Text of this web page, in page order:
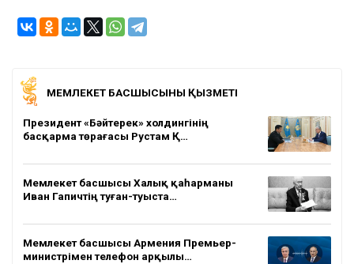
МЕМЛЕКЕТ БАСШЫСЫНЫҢ ҚЫЗМЕТІ
Президент «Бәйтерек» холдингінің
басқарма төрағасы Рустам Қ…
Мемлекет басшысы Халық қаһарманы
Иван Гапичтің туған-туыста…
Мемлекет басшысы Армения Премьер-
министрімен телефон арқылы…